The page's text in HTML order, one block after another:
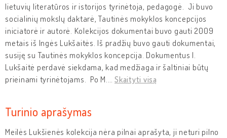
lietuvių literatūros ir istorijos tyrinėtoja, pedagogė. Ji buvo
socialinių mokslų daktarė, Tautinės mokyklos koncepcijos
iniciatorė ir autorė. Kolekcijos dokumentai buvo gauti 2009
metais iš Ingės Lukšaitės. Iš pradžių buvo gauti dokumentai,
susiję su Tautinės mokyklos koncepcija. Dokumentus I.
Lukšaitė perdavė siekdama, kad medžiaga ir šaltiniai būtų
prieinami tyrinėtojams. Po M.
Skaityti visą
Turinio aprašymas
Meilės Lukšienės kolekcija nėra pilnai aprašyta, ji neturi pilno